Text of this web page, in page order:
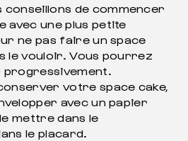
conseillons de commencer
avec une plus petite
ne pas faire un space
le vouloir. Vous pourrez
progressivement.
votre space cake,
avec un papier
mettre dans le
le placard.